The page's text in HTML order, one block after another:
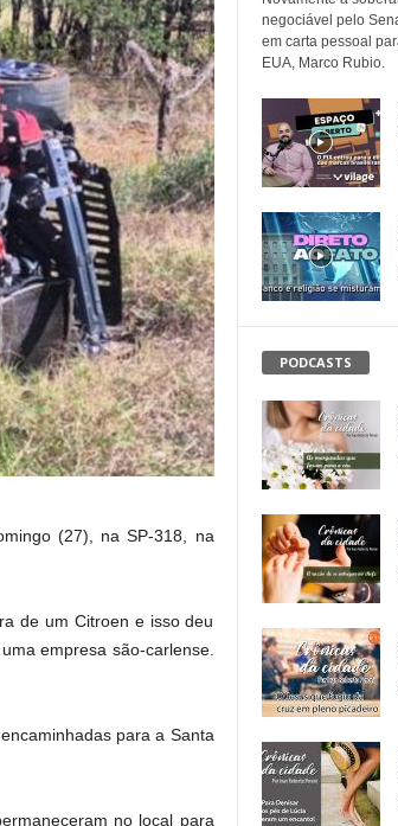
(27), na SP-318, na
de um Citroen e isso deu
empresa são-carlense.
para a Santa
no local para
negociável pelo
em carta pessoal
EUA, Marco Rubio.
PODCASTS